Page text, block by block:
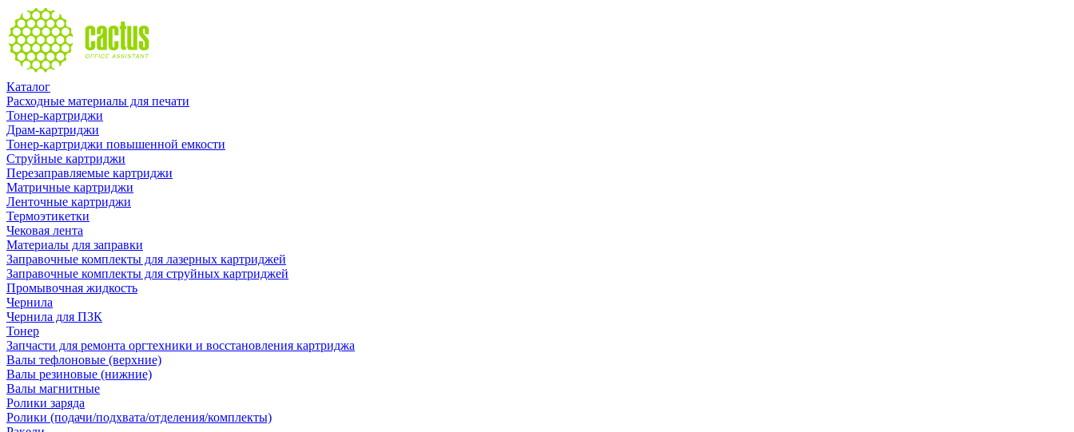
Каталог
Расходные материалы для печати
Тонер-картриджи
Драм-картриджи
Тонер-картриджи повышенной емкости
Струйные картриджи
Перезаправляемые картриджи
Матричные картриджи
Ленточные картриджи
Термоэтикетки
Чековая лента
Материалы для заправки
Заправочные комплекты для лазерных картриджей
Заправочные комплекты для струйных картриджей
Промывочная жидкость
Чернила
Чернила для ПЗК
Тонер
Запчасти для ремонта оргтехники и восстановления картриджа
Валы тефлоновые (верхние)
Валы резиновые (нижние)
Валы магнитные
Ролики заряда
Ролики (подачи/подхвата/отделения/комплекты)